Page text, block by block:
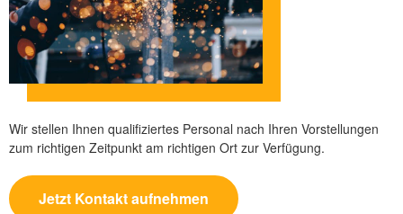
Wir stellen Ihnen qualifiziertes Personal nach Ihren Vorstellungen
zum richtigen Zeitpunkt am richtigen Ort zur Verfügung.
Jetzt Kontakt aufnehmen